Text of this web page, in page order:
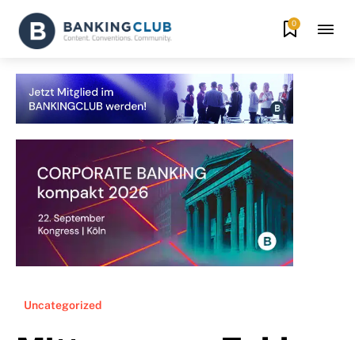
0
Uncategorized